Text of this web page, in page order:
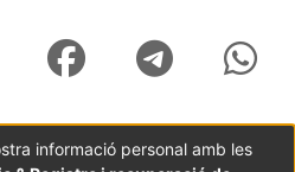
informació personal amb les